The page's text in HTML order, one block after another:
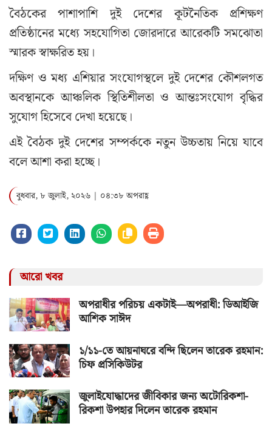
বৈঠকের পাশাপাশি দুই দেশের কূটনৈতিক প্রশিক্ষণ
প্রতিষ্ঠানের মধ্যে সহযোগিতা জোরদারে আরেকটি সমঝোতা
স্মারক স্বাক্ষরিত হয়।
দক্ষিণ ও মধ্য এশিয়ার সংযোগস্থলে দুই দেশের কৌশলগত
অবস্থানকে আঞ্চলিক স্থিতিশীলতা ও আন্তঃসংযোগ বৃদ্ধির
সুযোগ হিসেবে দেখা হয়েছে।
এই বৈঠক দুই দেশের সম্পর্ককে নতুন উচ্চতায় নিয়ে যাবে
বলে আশা করা হচ্ছে।
বুধবার, ৮ জুলাই, ২০২৬ | ০৪:৩৮ অপরাহ্ণ
আরো খবর
অপরাধীর পরিচয় একটাই—অপরাধী: ডিআইজি
আশিক সাঈদ
১/১১-তে আয়নাঘরে বন্দি ছিলেন তারেক রহমান:
চিফ প্রসিকিউটর
জুলাইযোদ্ধাদের জীবিকার জন্য অটোরিকশা-
রিকশা উপহার দিলেন তারেক রহমান